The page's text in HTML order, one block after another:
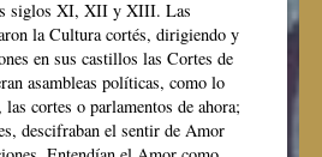
siglos XI, XII y XIII. Las
la Cultura cortés, dirigiendo y
en sus castillos las Cortes de
asambleas políticas, como lo
cortes o parlamentos de ahora;
descifraban el sentir de Amor